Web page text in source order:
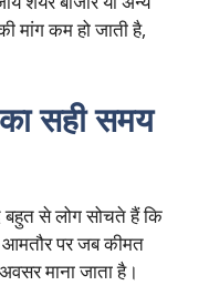
मांग कम हो जाती है,
सही समय
बहुत से लोग सोचते हैं कि
आमतौर पर जब कीमत
माना जाता है।